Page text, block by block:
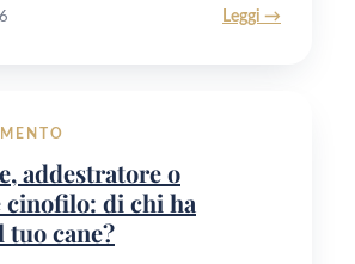
Leggi →
addestratore o
di chi ha
cane?